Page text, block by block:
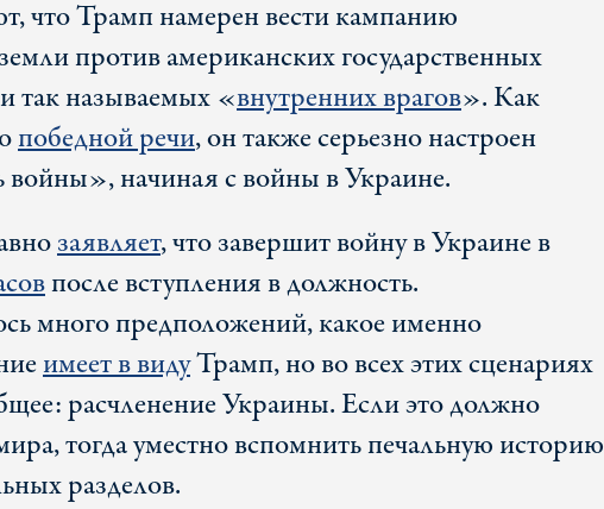
что Трамп намерен вести кампанию
против американских государственных
так называемых «внутренних врагов». Как
победной речи, он также серьезно настроен
войны», начиная с войны в Украине.
заявляет, что завершит войну в Украине в
после вступления в должность.
много предположений, какое именно
имеет в видуТрамп, но во всех этих сценариях
расчленение Украины. Если это должно
тогда уместно вспомнить печальную историю
разделов.